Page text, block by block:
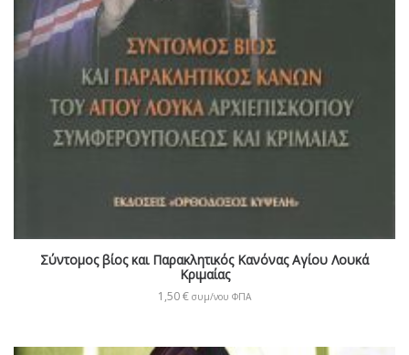
Σύντομος βίος και Παρακλητικός Κανόνας Αγίου Λουκά
Κριμαίας
1,50€ συμ/νου ΦΠΑ